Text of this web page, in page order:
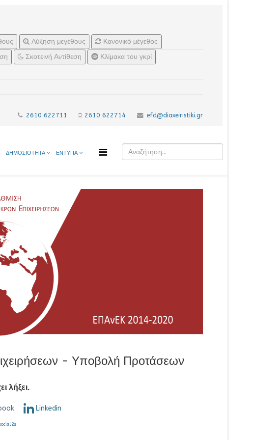
Αύξηση μεγέθους
Κανονικό μέγεθος
Σκοτεινή Αντίθεση
Κλίμακα του γκρί
2610 622711 2610 622714 efd@diaxeiristiki.gr
ΔΗΜΟΣΙΟΤΗΤΑ ΕΝΤΥΠΑ
- Υποβολή Προτάσεων
λήξει.
Linkedin